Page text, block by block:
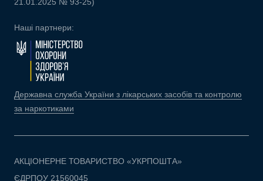
Наші партнери:
Державна служба України з лікарських засобів та контролю
за наркотиками
АКЦІОНЕРНЕ ТОВАРИСТВО «УКРПОШТА»
ЄДРПОУ 21560045